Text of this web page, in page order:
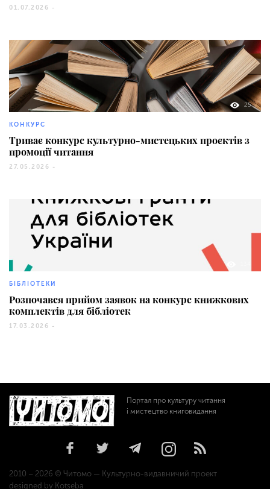
01.07.2026 -
25
КОНКУРС
Триває конкурс культурно-мистецьких проєктів з
промоції читання
27.05.2026 -
БІБЛІОТЕКИ
Розпочався прийом заявок на конкурс книжкових
комплектів для бібліотек
17.03.2026 -
Портал про культуру читання
і мистецтво книговидання
2010 – 2026 © Читомо — Культурно-видавничий проект
designed by Kotseba